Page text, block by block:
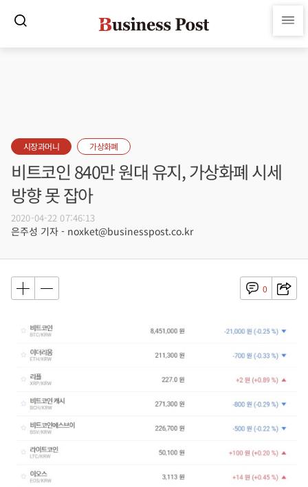
시장과머니 가상화폐
비트코인 840만 원대 유지, 가상화폐 시세
방향 못 잡아
2020-04-22 07:46:13
은주성 기자 - noxket@businesspost.co.kr
0